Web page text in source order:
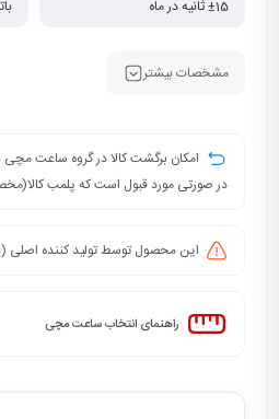
±15 ثانیه در ماه
مشخصات بیشتر
امکان برگشت کالا در گروه ساعت مچی
در صورتی مورد قبول است که پلمب
این محصول توسط تولید کننده اصلی
راهنمای انتخاب ساعت مچی